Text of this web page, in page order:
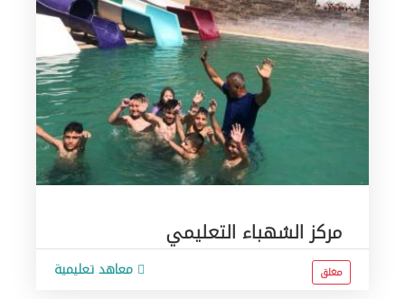
مركز الشهباء التعليمي
معاهد تعليمية مغلق